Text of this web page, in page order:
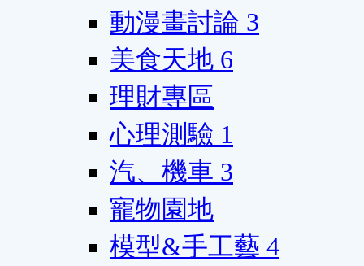
動漫畫討論 3
美食天地 6
理財專區
心理測驗 1
汽、機車 3
寵物園地
模型&手工藝 4